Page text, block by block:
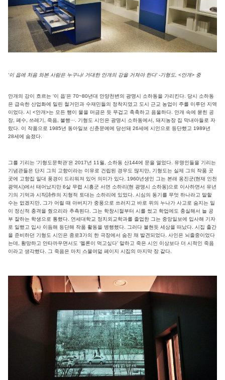
‘이 읍에 처음 와본 사람은 누구나/ 거대한 안개의 강을 거쳐야 한다’ -기형도, <안개> 중
안개의 강이 흐르는 ‘이 읍’은 70~80년대 안양천변의 광명시 소하동을 가리킨다. 당시 소하동
은 급속한 산업화에 밀린 철거민과 수재민들의 정착지였고 도시 근교 농업이 주를 이루던 지역
이었다. 시 <안개>는 모든 행이 물을 머금은 듯 무겁고 축축하고 음울하다. 안개 속에 묻힌 공
장, 폐수, 쓰레기, 죽음, 불행···. 기형도 시인은 광명시 소하동에서, 돼지농장 집 막내아들로 자
랐다. 이 작품으로 1985년 동아일보 신춘문예에 당선돼 26세에 시인으로 등단했고 1989년
28세에 숨졌다.
그를 기리는 ‘기형도문학관’은 2017년 11월, 소하동 산144에 문을 열었다. 유명인들을 기리는
기념관들은 단지 그의 고향이라는 이유로 건립된 경우도 많지만, 기형도는 실제 그의 작품 곳
곳에 고향집 일대 풍경이 드리워져 있어 의미가 있다. 1960년생인 그는 본래 옹진군(현재 인천
광역시)에서 태어났지만 6살 무렵 시흥군 서면 소하리(현 광명시 소하동)으로 이사하면서 유년
기의 기억과 시작詩作의 지형적 토대는 소하리에 있었다. 시심의 동기를 무엇 하나라고 말할
수는 없겠지만, 그가 어릴 때 아버지가 중풍으로 쓰러지고 바로 위의 누나가 사고로 숨지는 일
이 정신적 충격을 줬으리라 추측된다. 그는 학창시절부터 시를 썼고 학업에도 충실해서 늘 공
부 잘하는 학생으로 통했다. 연세대학교 정치외교학과를 졸업한 그는 중앙일보에 입사해 기자
로 일했고 입사 이듬해 등단해 작품 활동을 병행했다. 그러다 불현듯 세상을 떠났다. 시집 출간
을 준비하던 기형도 시인은 종로3가의 한 극장에서 숨진 채 발견되었다. 사인은 뇌졸중이었다
는데, 황망하고 안타까우면서도 ‘멜론이 먹고싶다’ 말하고 죽은 시인 이상보다 더 시적인 죽음
이라고 생각했다. 그 죽음은 마치 스물여덟 페이지 시집의 마지막 장 같다.